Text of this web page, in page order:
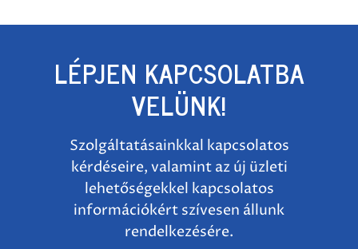
LÉPJEN KAPCSOLATBA
VELÜNK!
Szolgáltatásainkkal kapcsolatos
kérdéseire, valamint az új üzleti
lehetőségekkel kapcsolatos
információkért szívesen állunk
rendelkezésére.